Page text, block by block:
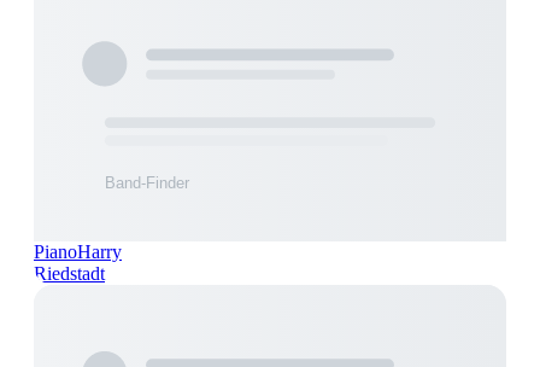
PianoHarry
Riedstadt